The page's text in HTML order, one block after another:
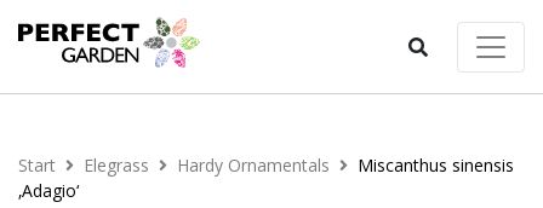
Start Elegrass Hardy Ornamentals
Miscanthus sinensis
‚Adagio‘